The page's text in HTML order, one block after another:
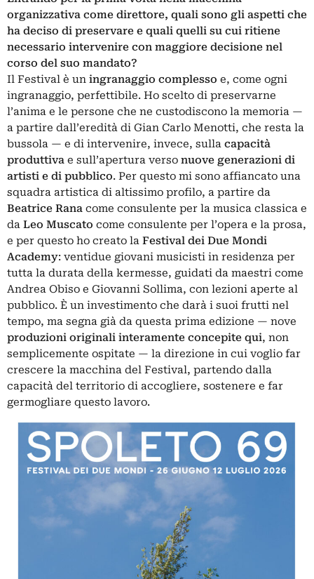
organizzativa come direttore, quali sono gli aspetti che
ha deciso di preservare e quali quelli su cui ritiene
necessario intervenire con maggiore decisione nel
corso del suo mandato?
Il Festival è un ingranaggio complesso e, come ogni
ingranaggio, perfettibile. Ho scelto di preservarne
l’anima e le persone che ne custodiscono la memoria —
a partire dall’eredità di Gian Carlo Menotti, che resta la
bussola — e di intervenire, invece, sulla capacità
produttiva e sull’apertura verso nuove generazioni di
artisti e di pubblico. Per questo mi sono affiancato una
squadra artistica di altissimo profilo, a partire da
Beatrice Rana come consulente per la musica classica e
da Leo Muscato come consulente per l’opera e la prosa,
e per questo ho creato la Festival dei Due Mondi
Academy: ventidue giovani musicisti in residenza per
tutta la durata della kermesse, guidati da maestri come
Andrea Obiso e Giovanni Sollima, con lezioni aperte al
pubblico. È un investimento che darà i suoi frutti nel
tempo, ma segna già da questa prima edizione — nove
produzioni originali interamente concepite qui, non
semplicemente ospitate — la direzione in cui voglio far
crescere la macchina del Festival, partendo dalla
capacità del territorio di accogliere, sostenere e far
germogliare questo lavoro.